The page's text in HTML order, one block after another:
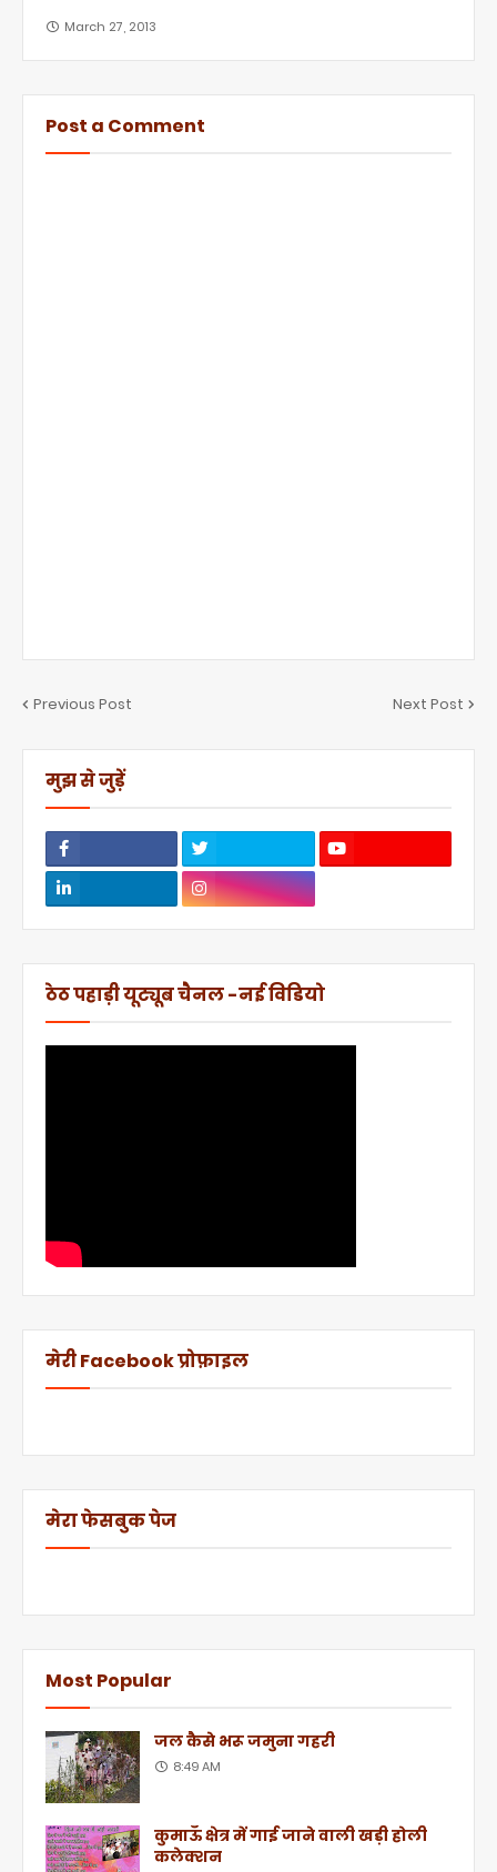
March 27, 2013
Post a Comment
Previous Post Next Post
मुझ से जुड़ें
ठेठ पहाड़ी यूट्यूब चैनल -नई विडियो
मेरी Facebook प्रोफ़ाइल
मेरा फेसबुक पेज
Most Popular
जल कैसे भरू जमुना गहरी
8:49 AM
कुमाऊँ क्षेत्र में गाई जाने वाली खड़ी होली
कलेक्शन